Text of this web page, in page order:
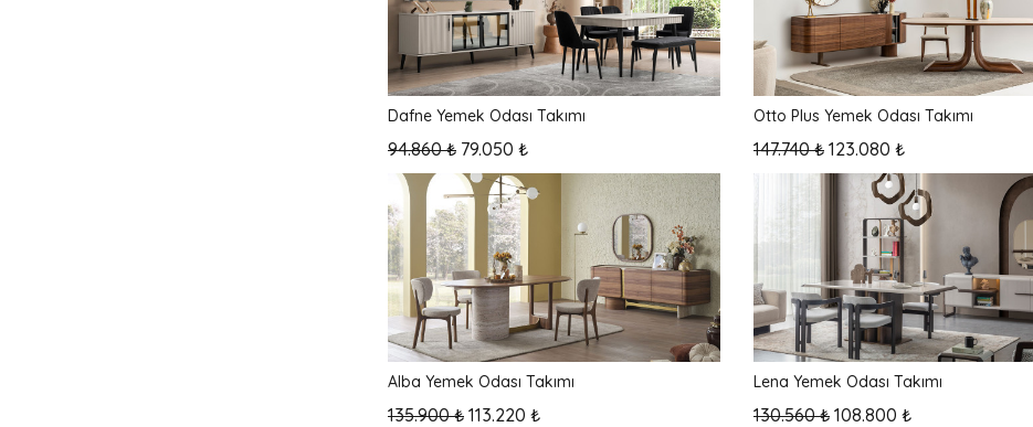
Dafne Yemek Odası Takımı
94.860 ₺ 79.050 ₺
Otto Plus Yemek Odası Takımı
147.740 ₺ 123.080 ₺
Alba Yemek Odası Takımı
135.900 ₺ 113.220 ₺
Lena Yemek Odası Takımı
130.560 ₺ 108.800 ₺